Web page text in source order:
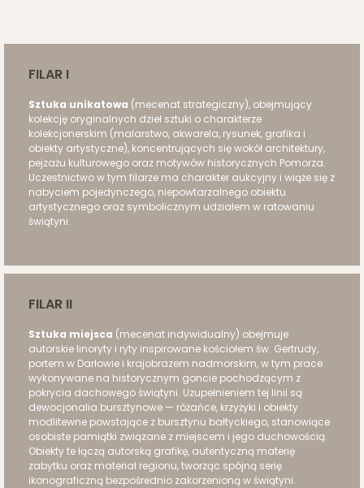
FILAR I
Sztuka unikatowa (mecenat strategiczny), obejmujący
kolekcję oryginalnych dzieł sztuki o charakterze
kolekcjonerskim (malarstwo, akwarela, rysunek, grafika i
obiekty artystyczne), koncentrujących się wokół architektury,
pejzażu kulturowego oraz motywów historycznych Pomorza.
Uczestnictwo w tym filarze ma charakter aukcyjny i wiąże się z
nabyciem pojedynczego, niepowtarzalnego obiektu
artystycznego oraz symbolicznym udziałem w ratowaniu
świątyni.
FILAR II
Sztuka miejsca (mecenat indywidualny) obejmuje
autorskie linoryty i ryty inspirowane kościołem św. Gertrudy,
portem w Darłowie i krajobrazem nadmorskim, w tym prace
wykonywane na historycznym goncie pochodzącym z
pokrycia dachowego świątyni. Uzupełnieniem tej linii są
dewocjonalia bursztynowe — różańce, krzyżyki i obiekty
modlitewne powstające z bursztynu bałtyckiego, stanowiące
osobiste pamiątki związane z miejscem i jego duchowością.
Obiekty te łączą autorską grafikę, autentyczną materię
zabytku oraz materiał regionu, tworząc spójną serię
ikonograficzną bezpośrednio zakorzenioną w świątyni.